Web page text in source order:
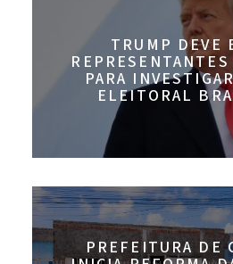
TRUMP DEVE
PARA
ELEITORAL
PREFEITURA DE